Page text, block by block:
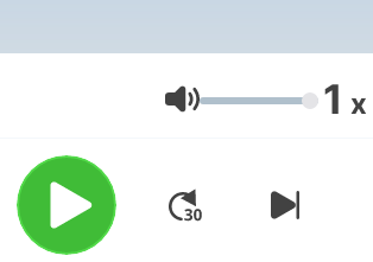
Volumen 1 x